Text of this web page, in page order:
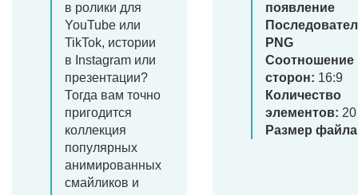
в ролики для
YouTube или
TikTok, истории
в Instagram или
презентации?
Тогда вам точно
пригодится
коллекция
популярных
анимированных
смайликов и
появление
PNG
Соотношение
сторон: 16:9
Количество
элементов: 20
Размер